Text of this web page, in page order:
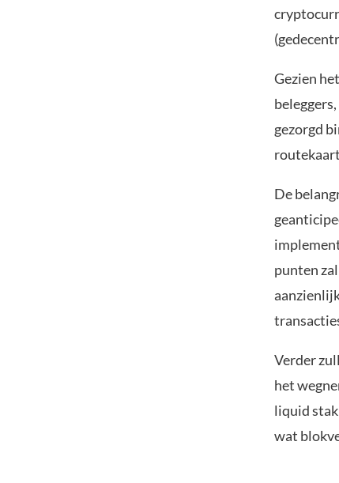
Gezien
gezorgd
De
punten
Verder
het
liquid
wat